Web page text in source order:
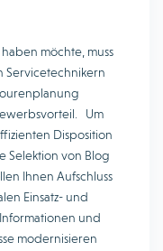
möchte, muss
Servicetechnikern
Um
Disposition
Selektion von Blog
Ihnen Aufschluss
Einsatz- und
und
modernisieren